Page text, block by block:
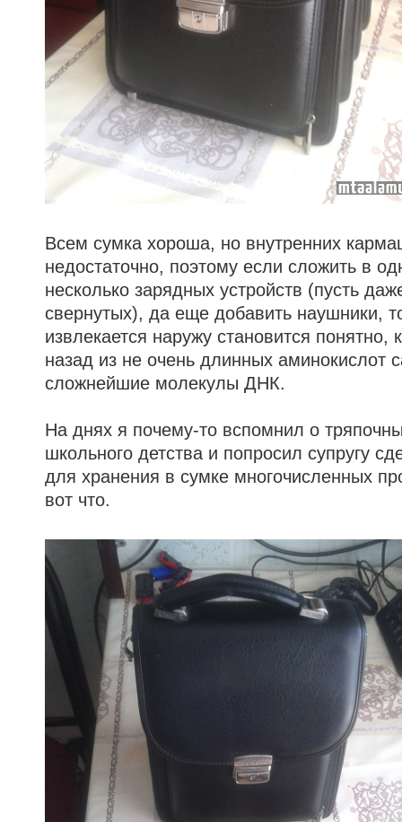
Всем сумка хороша, но внутренних
недостаточно, поэтому если сложить в
несколько зарядных устройств (пусть
свернутых), да еще добавить наушники,
извлекается наружу становится понятно,
назад из не очень длинных аминокислот
сложнейшие молекулы ДНК.
На днях я почему-то вспомнил о
школьного детства и попросил супругу
для хранения в сумке многочисленных
вот что.